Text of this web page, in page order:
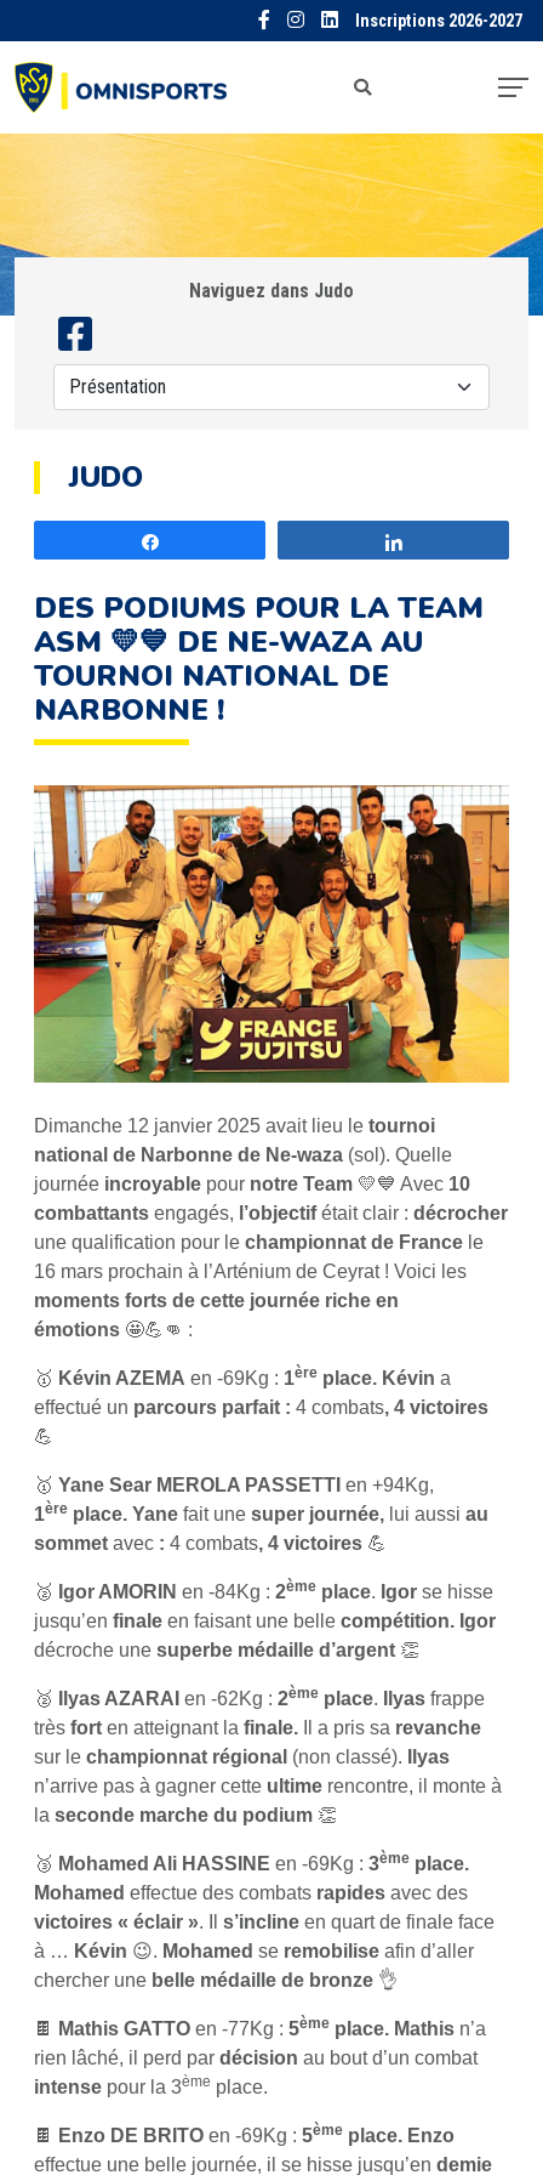
Inscriptions 2026-2027
Naviguez dans Judo
JUDO
DES PODIUMS POUR LA TEAM
ASM 💛💙 DE NE-WAZA AU
TOURNOI NATIONAL DE
NARBONNE !
Dimanche 12 janvier 2025 avait lieu le tournoi
national de Narbonne de Ne-waza (sol). Quelle
journée incroyable pour notre Team 💛💙 Avec 10
combattants engagés, l’objectifétait clair : décrocher
une qualification pour le championnat de France le
16 mars prochain à l’Arténium de Ceyrat ! Voici les
moments forts de cette journée riche en
émotions 🤩💪👊 :
🥇 Kévin AZEMA en -69Kg : 1ère place. Kévin a
effectué un parcours parfait : 4 combats, 4 victoires
💪
🥇 Yane Sear MEROLA PASSETTI en +94Kg,
1ère place. Yane fait une super journée, lui aussi au
sommet avec : 4 combats, 4 victoires 💪
🥈 Igor AMORIN en -84Kg : 2ème place. Igor se hisse
jusqu’en finale en faisant une belle compétition. Igor
décroche une superbe médaille d’argent 👏
🥈 Ilyas AZARAI en -62Kg : 2ème place. Ilyas frappe
très fort en atteignant la finale. Il a pris sa revanche
sur le championnat régional (non classé).
Ilyas
n’arrive pas à gagner cette ultime rencontre, il monte à
la seconde marche du podium 👏
🥉 Mohamed Ali HASSINE en -69Kg : 3ème place.
Mohamed effectue des combats rapides avec des
victoires « éclair ». Il s’incline en quart de finale face
à … Kévin 😉. Mohamed se remobilise afin d’aller
chercher une belle médaille de bronze 👌
🍫 Mathis GATTO en -77Kg : 5ème place. Mathis n’a
rien lâché, il perd par décision au bout d’un combat
intense pour la 3ème place.
🍫 Enzo DE BRITO en -69Kg : 5ème place. Enzo
effectue une belle journée, il se hisse jusqu’en demie